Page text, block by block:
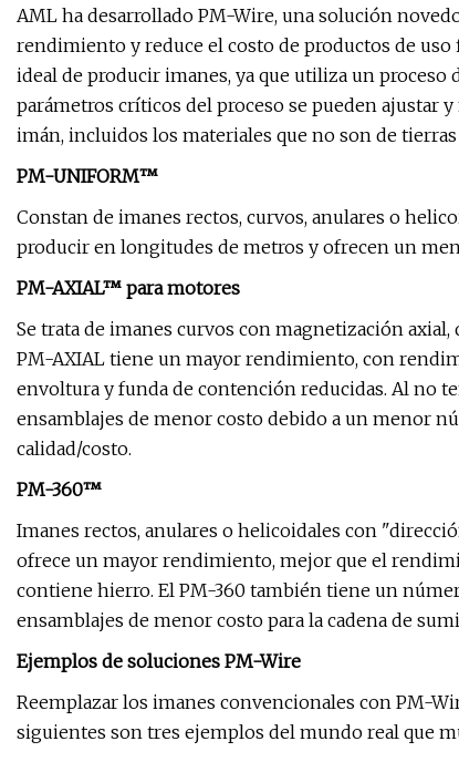
AML ha desarrollado PM-Wire, una solución
rendimiento y reduce el costo de productos de
ideal de producir imanes, ya que utiliza un
parámetros críticos del proceso se pueden ajustar
imán, incluidos los materiales que no son de tierras
PM-UNIFORM™
Constan de imanes rectos, curvos, anulares o
producir en longitudes de metros y ofrecen un
PM-AXIAL™ para motores
Se trata de imanes curvos con magnetización
PM-AXIAL tiene un mayor rendimiento, con
envoltura y funda de contención reducidas. Al no
ensamblajes de menor costo debido a un menor
calidad/costo.
PM-360™
Imanes rectos, anulares o helicoidales con
ofrece un mayor rendimiento, mejor que el
contiene hierro. El PM-360 también tiene un
ensamblajes de menor costo para la cadena de
Ejemplos de soluciones PM-Wire
Reemplazar los imanes convencionales con PM-
siguientes son tres ejemplos del mundo real que